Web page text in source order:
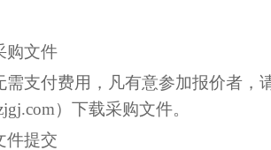
购文件
需支付费用，凡有意参加报价者，
）下载采购文件。
件提交